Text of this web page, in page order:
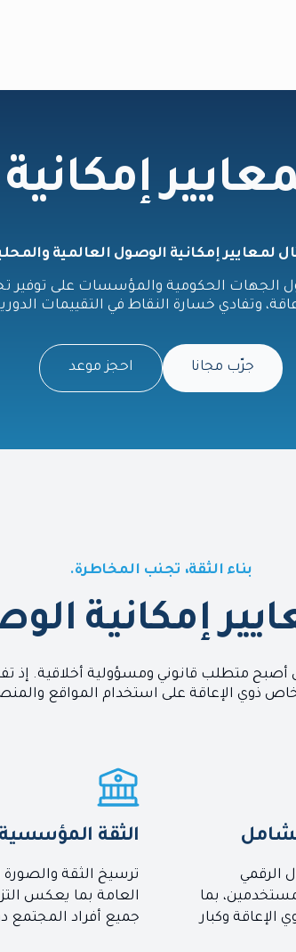
لمعايير إمكانية الوصول العالمية
الجهات الحكومية والمؤسسات على توفير
وتفادي خسارة النقاط في التقييمات
جرّب مجانا احجز موعد
بناء الثقة، تجنب المخاطرة.
إمكانية
بل أصبح متطلب قانوني ومسؤولية أخلاقية.
ذوي الإعاقة على استخدام المواقع
الرقمي
بما
وكبار
الثقة المؤسسية
ترسيخ الثقة
العامة بما يعكس
جميع أفراد المجتمع